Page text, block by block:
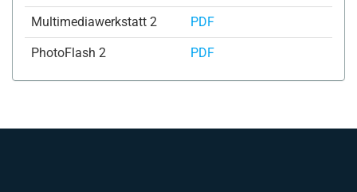
Multimediawerkstatt 2 PDF
PhotoFlash 2 PDF